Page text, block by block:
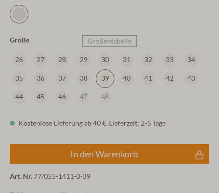
Größe Größentabelle
26 27 28 29 30 31 32 33 34
35 36 37 38 39 40 41 42 43
44 45 46 47 48
Kostenlose Lieferung ab 40 €, Lieferzeit: 2-5 Tage
In den Warenkorb
Art. Nr.77/055-1411-0-39